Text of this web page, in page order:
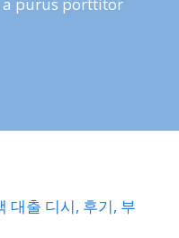
대출 디시, 후기, 부